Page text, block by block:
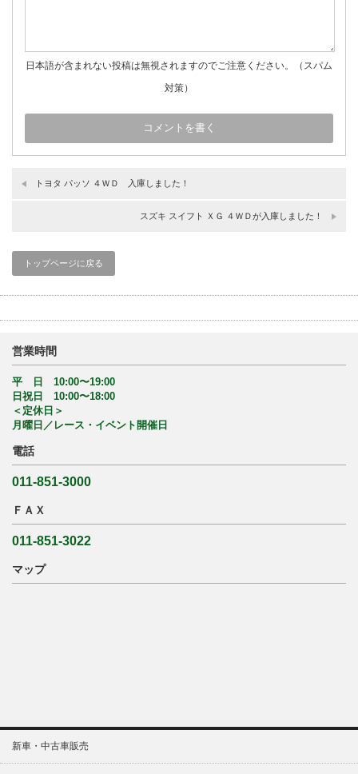
日本語が含まれない投稿は無視されますのでご注意ください。（スパム
対策）
トヨタ パッソ ４ＷＤ 入庫しました！
スズキ スイフト ＸＧ ４ＷＤが入庫しました！
トップページに戻る
営業時間
平 日 10:00〜19:00
日祝日 10:00〜18:00
＜定休日＞
月曜日／レース・イベント開催日
電話
011-851-3000
ＦＡＸ
011-851-3022
マップ
新車・中古車販売